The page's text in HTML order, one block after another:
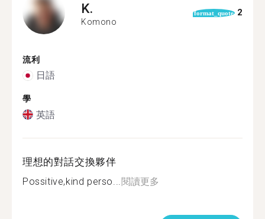
K.
Komono
format_quote 2
流利
日語
學
英語
理想的對話交換夥伴
Possitive,kind perso... 閱讀更多